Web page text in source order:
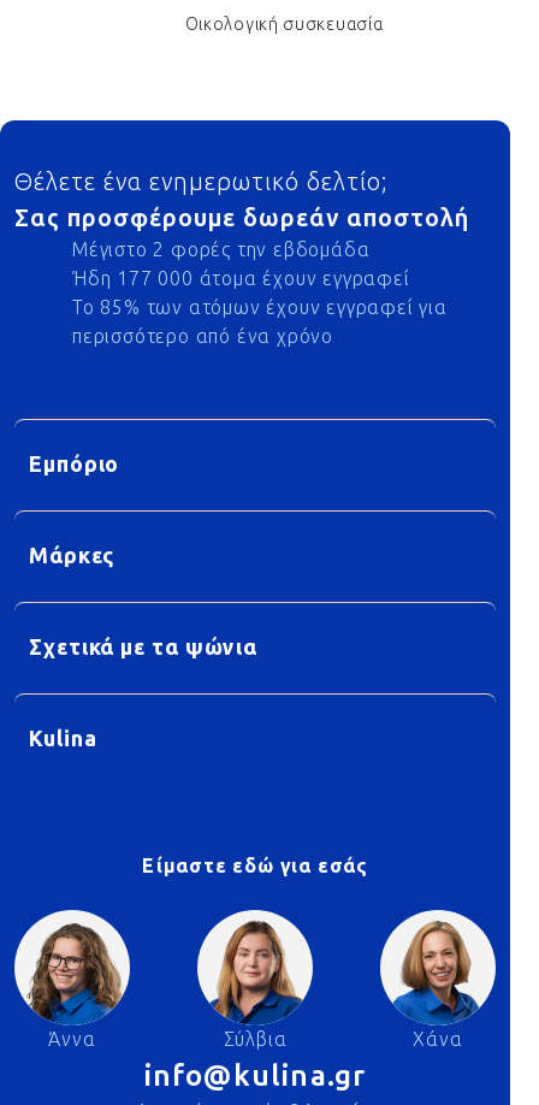
Οικολογική συσκευασία
Footer
Θέλετε ένα ενημερωτικό δελτίο;
Σας προσφέρουμε δωρεάν αποστολή
Μέγιστο 2 φορές την εβδομάδα
Ήδη 177 000 άτομα έχουν εγγραφεί
Το 85% των ατόμων έχουν εγγραφεί για
περισσότερο από ένα χρόνο
Εμπόριο
Μάρκες
Σχετικά με τα ψώνια
Kulina
Είμαστε εδώ για εσάς
Άννα Σύλβια Χάνα
info@kulina.gr